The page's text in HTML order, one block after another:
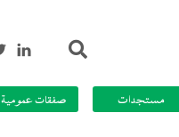
مستجدات صفقات عمومية